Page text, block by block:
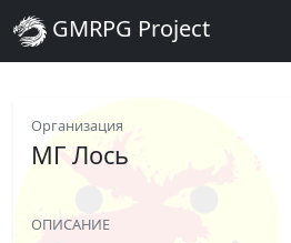
GMRPG Project
Организация
МГ Лось
ОПИСАНИЕ